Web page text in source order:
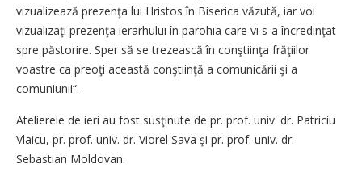
vizualizează prezenţa lui Hristos în Biserica văzută, iar voi
vizualizaţi prezenţa ierarhului în parohia care vi s-a încredinţat
spre păstorire. Sper să se trezească în conştiinţa frăţiilor
voastre ca preoţi această conştiinţă a comunicării şi a
comuniunii“.
Atelierele de ieri au fost susţinute de pr. prof. univ. dr. Patriciu
Vlaicu, pr. prof. univ. dr. Viorel Sava şi pr. prof. univ. dr.
Sebastian Moldovan.